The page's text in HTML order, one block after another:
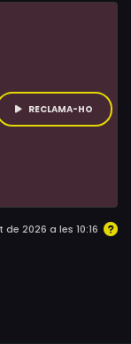
RECLAMA-HO
2026 a les 10:16